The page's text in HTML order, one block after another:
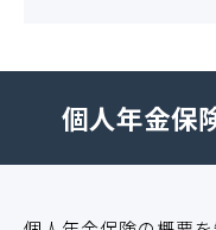
個人年金保